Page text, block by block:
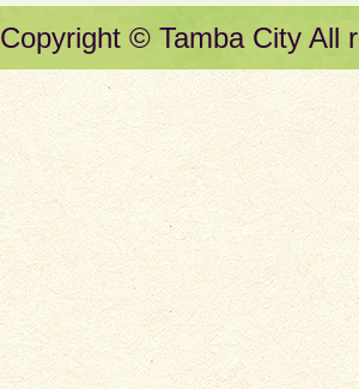
Copyright © Tamba City All